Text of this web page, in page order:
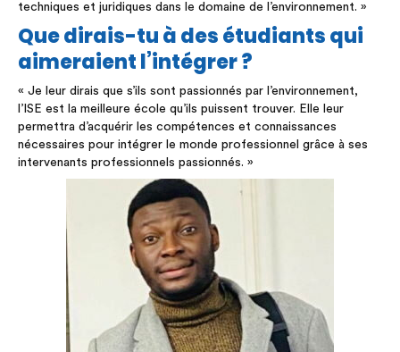
techniques et juridiques dans le domaine de l’environnement. »
Que dirais-tu à des étudiants qui
aimeraient l’intégrer ?
« Je leur dirais que s’ils sont passionnés par l’environnement,
l’ISE est la meilleure école qu’ils puissent trouver. Elle leur
permettra d’acquérir les compétences et connaissances
nécessaires pour intégrer le monde professionnel grâce à ses
intervenants professionnels passionnés. »